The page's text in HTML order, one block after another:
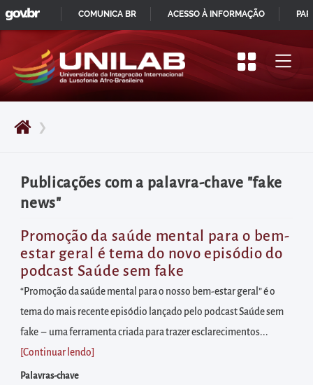
Pular
para
início
do
principal
Acessar
diretamente
o
menu
principal
Acessar
diretamente
à
área
para
❯
Publicações com a palavra-chave "fake
news"
Promoção da saúde mental para o bem-
estar geral é tema do novo episódio do
podcast Saúde sem fake
“Promoção da saúde mental para o nosso bem-estar geral” é o
tema do mais recente episódio lançado pelo podcast Saúde sem
fake – uma ferramenta criada para trazer esclarecimentos...
[Continuar lendo
Palavras-chave
IR
PARA
CONTEÚDO
GOVBR
COMUNICA BR ACESSO À INFORMAÇÃO